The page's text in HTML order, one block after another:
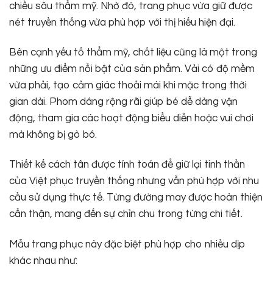
chiều sâu thẩm mỹ. Nhờ đó, trang phục vừa giữ được
nét truyền thống vừa phù hợp với thị hiếu hiện đại.
Bên cạnh yếu tố thẩm mỹ, chất liệu cũng là một trong
những ưu điểm nổi bật của sản phẩm. Vải có độ mềm
vừa phải, tạo cảm giác thoải mái khi mặc trong thời
gian dài. Phom dáng rộng rãi giúp bé dễ dàng vận
động, tham gia các hoạt động biểu diễn hoặc vui chơi
mà không bị gò bó.
Thiết kế cách tân được tính toán để giữ lại tinh thần
của Việt phục truyền thống nhưng vẫn phù hợp với nhu
cầu sử dụng thực tế. Từng đường may được hoàn thiện
cẩn thận, mang đến sự chỉn chu trong từng chi tiết.
Mẫu trang phục này đặc biệt phù hợp cho nhiều dịp
khác nhau như: